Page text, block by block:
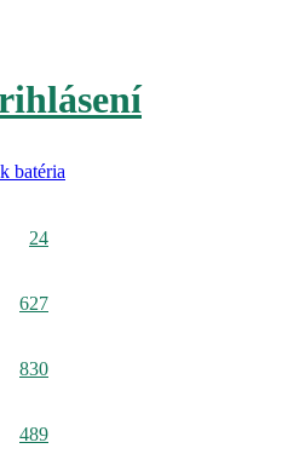
batéria
24
627
830
489